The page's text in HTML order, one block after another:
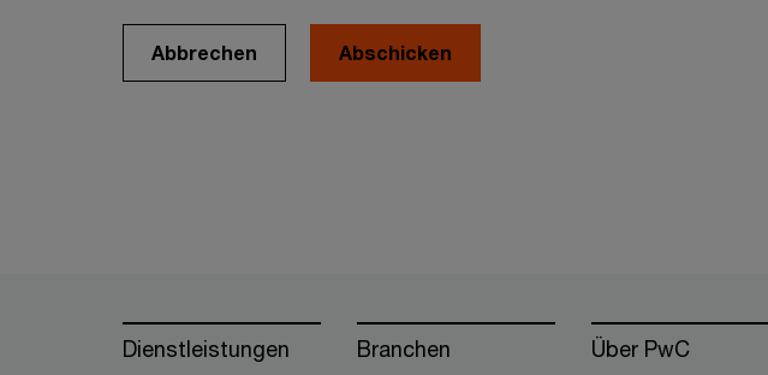
Abbrechen
Dienstleistungen Branchen Über PwC